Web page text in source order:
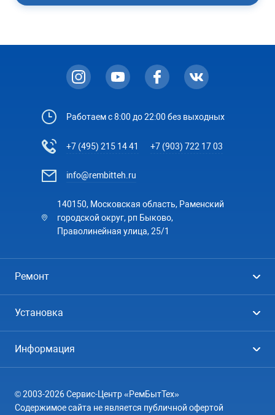
Работаем с 8:00 до 22:00 без выходных
+7 (495) 215 14 41 +7 (903) 722 17 03
info@rembitteh.ru
140150, Московская область, Раменский
городской округ, рп Быково,
Праволинейная улица, 25/1
Ремонт
Посудомоечные машины
Кондиционеры
Установка
Кондиционеры
Информация
География
© 2003-2026 Сервис-Центр «РемБытТех»
Содержимое сайта не является публичной офертой